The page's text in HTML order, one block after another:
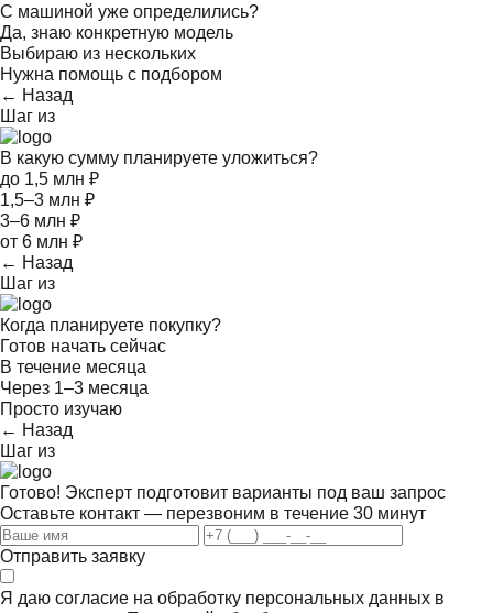
С машиной уже определились?
Да, знаю конкретную модель
Выбираю из нескольких
Нужна помощь с подбором
← Назад
Шаг из
В какую сумму планируете уложиться?
до 1,5 млн ₽
1,5–3 млн ₽
3–6 млн ₽
от 6 млн ₽
← Назад
Шаг из
Когда планируете покупку?
Готов начать сейчас
В течение месяца
Через 1–3 месяца
Просто изучаю
← Назад
Шаг из
Готово! Эксперт подготовит варианты под ваш запрос
Оставьте контакт — перезвоним в течение 30 минут
Отправить заявку
Я даю согласие на обработку персональных данных в